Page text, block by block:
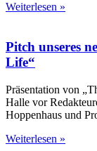
Weiterlesen »
Pitch unseres
Life“
Präsentation von
Halle vor
Hoppenhaus und
Weiterlesen »